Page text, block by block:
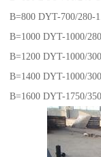
B=800 DYT-700/280-
B=1000 DYT-1000/
B=1200 DYT-1000/
B=1400 DYT-1000/
B=1600 DYT-1750/